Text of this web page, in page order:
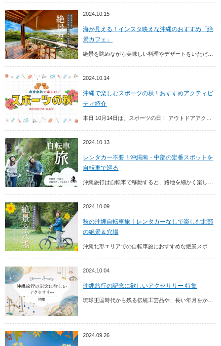
2024.10.15
海が見える！インスタ映えな沖縄のおすすめ「絶
景カフェ」
2024.10.14
沖縄で楽しむスポーツの秋！おすすめアクティビ
ティ紹介
2024.10.13
レンタカー不要！沖縄南・中部の定番スポットを
自転車で巡る
2024.10.09
秋の沖縄自転車旅｜レンタカーなしで楽しむ北部
の絶景＆穴場
2024.10.04
沖縄旅行の記念に欲しいアクセサリー 特集
琉球王国時代から残る伝統工芸品や、長い年月をかけて育んだ自然の恵みが現代の作り手によって、新しいカタチとしてアクセサリーに。いつもよりちょっと贅沢な気分にさせてくれるアイテム...
2024.09.26